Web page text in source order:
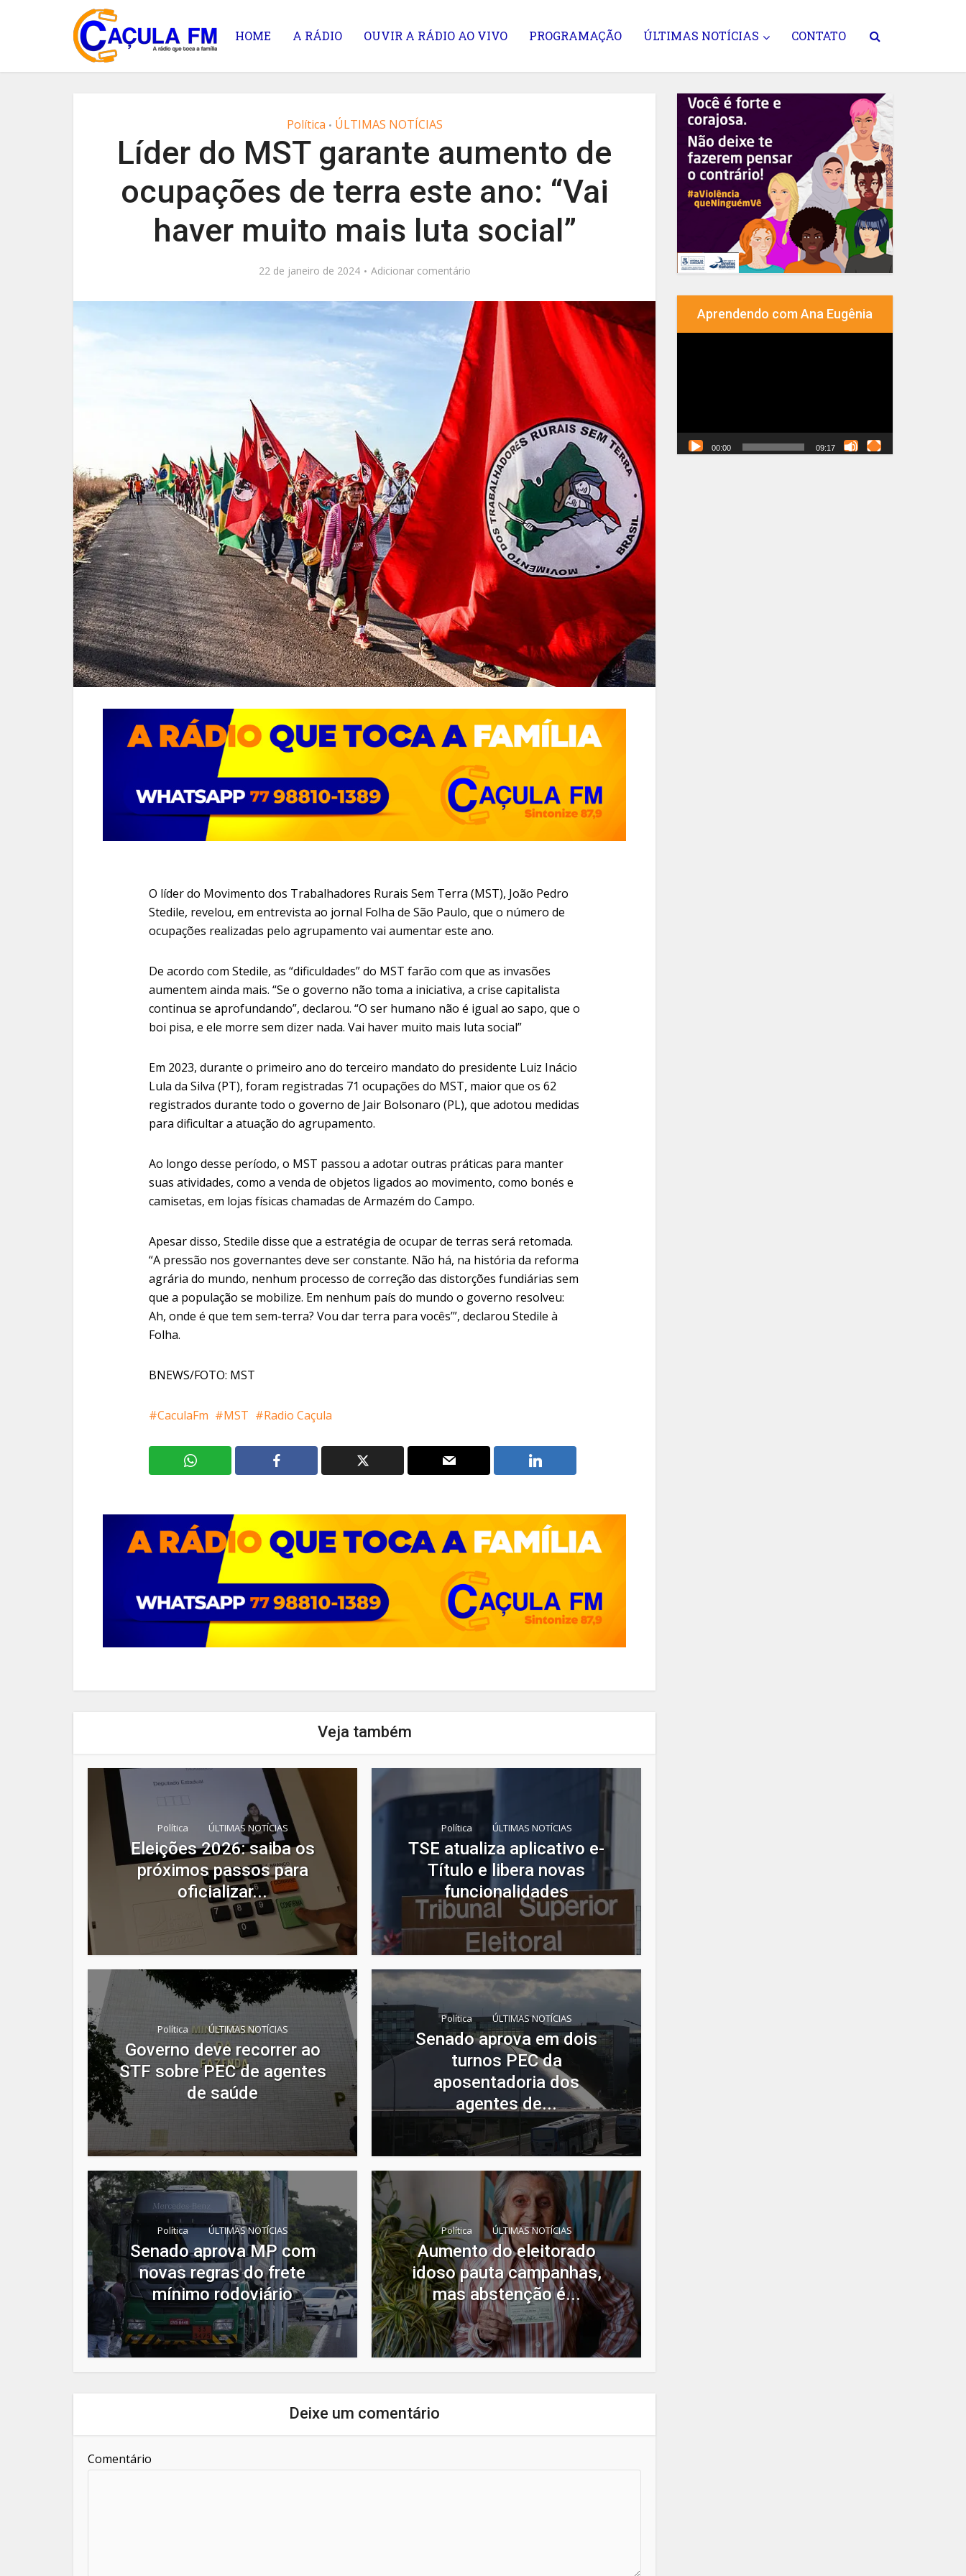
HOME A RÁDIO OUVIR A RÁDIO AO VIVO PROGRAMAÇÃO ÚLTIMAS NOTÍCIAS CONTATO
Política • ÚLTIMAS NOTÍCIAS
Líder do MST garante aumento de
ocupações de terra este ano: “Vai
haver muito mais luta social”
22 de janeiro de 2024 Adicionar comentário
O líder do Movimento dos Trabalhadores Rurais Sem Terra (MST), João Pedro
Stedile, revelou, em entrevista ao jornal Folha de São Paulo, que o número de
ocupações realizadas pelo agrupamento vai aumentar este ano.
De acordo com Stedile, as “dificuldades” do MST farão com que as invasões
aumentem ainda mais. “Se o governo não toma a iniciativa, a crise capitalista
continua se aprofundando”, declarou. “O ser humano não é igual ao sapo, que o
boi pisa, e ele morre sem dizer nada. Vai haver muito mais luta social”
Em 2023, durante o primeiro ano do terceiro mandato do presidente Luiz Inácio
Lula da Silva (PT), foram registradas 71 ocupações do MST, maior que os 62
registrados durante todo o governo de Jair Bolsonaro (PL), que adotou medidas
para dificultar a atuação do agrupamento.
Ao longo desse período, o MST passou a adotar outras práticas para manter
suas atividades, como a venda de objetos ligados ao movimento, como bonés e
camisetas, em lojas físicas chamadas de Armazém do Campo.
Apesar disso, Stedile disse que a estratégia de ocupar de terras será retomada.
“A pressão nos governantes deve ser constante. Não há, na história da reforma
agrária do mundo, nenhum processo de correção das distorções fundiárias sem
que a população se mobilize. Em nenhum país do mundo o governo resolveu:
Ah, onde é que tem sem-terra? Vou dar terra para vocês’”, declarou Stedile à
Folha.
BNEWS/FOTO: MST
CaculaFm MST Radio Caçula
Veja também
Política ÚLTIMAS NOTÍCIAS
Eleições 2026: saiba os
próximos passos para
oficializar...
Política ÚLTIMAS NOTÍCIAS
TSE atualiza aplicativo e-
Título e libera novas
funcionalidades
Política ÚLTIMAS NOTÍCIAS
Governo deve recorrer ao
STF sobre PEC de agentes
de saúde
Política ÚLTIMAS NOTÍCIAS
Senado aprova em dois
turnos PEC da
aposentadoria dos
agentes de...
Política ÚLTIMAS NOTÍCIAS
Senado aprova MP com
novas regras do frete
mínimo rodoviário
Política ÚLTIMAS NOTÍCIAS
Aumento do eleitorado
idoso pauta campanhas,
mas abstenção é...
Deixe um comentário
Comentário
Aprendendo com Ana Eugênia
00:00 09:17